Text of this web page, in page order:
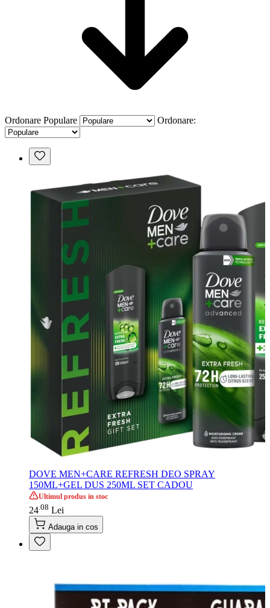
Ordonare Populare Ordonare:
DOVE MEN+CARE REFRESH DEO SPRAY
150ML+GEL DUS 250ML SET CADOU
Ultimul produs in stoc
24 08 Lei
Adauga in cos